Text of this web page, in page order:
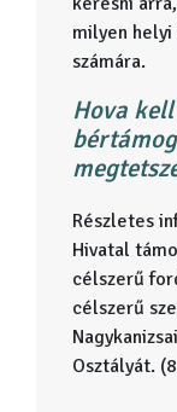
milyen
számára.
Hova
Részletes
Hivatal
célszerű
célszerű
Osztályát.